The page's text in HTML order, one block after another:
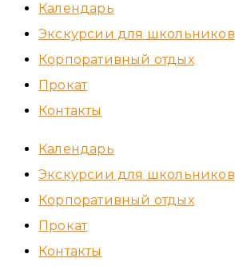
Календарь
Экскурсии для школьников
Корпоративный отдых
Прокат
Контакты
Календарь
Экскурсии для школьников
Корпоративный отдых
Прокат
Контакты